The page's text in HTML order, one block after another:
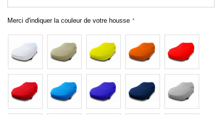
Merci d'indiquer la couleur de votre housse